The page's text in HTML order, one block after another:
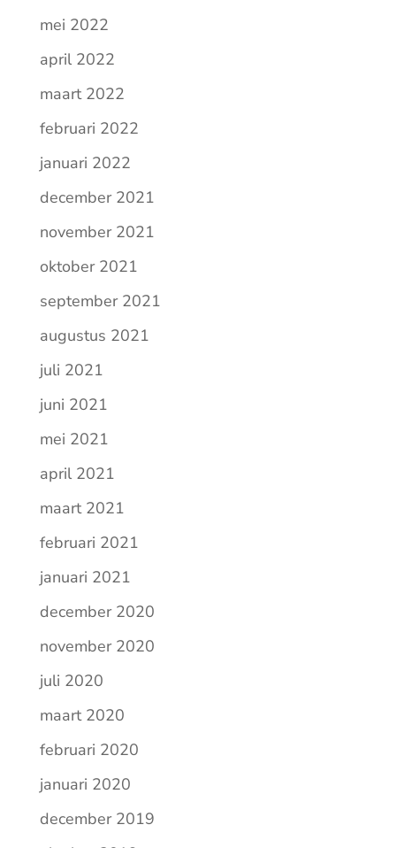
mei 2022
april 2022
maart 2022
februari 2022
januari 2022
december 2021
november 2021
oktober 2021
september 2021
augustus 2021
juli 2021
juni 2021
mei 2021
april 2021
maart 2021
februari 2021
januari 2021
december 2020
november 2020
juli 2020
maart 2020
februari 2020
januari 2020
december 2019